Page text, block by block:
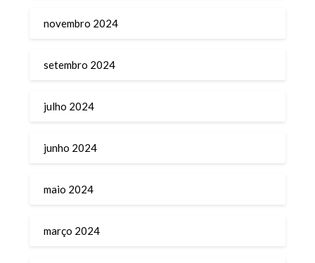
novembro 2024
setembro 2024
julho 2024
junho 2024
maio 2024
março 2024